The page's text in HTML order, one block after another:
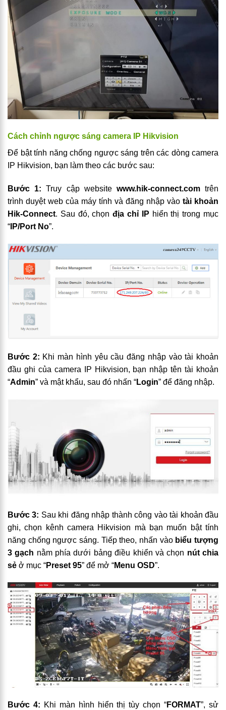
Cách chỉnh ngược sáng camera IP Hikvision
Để bật tính năng chống ngược sáng trên các dòng camera
IP Hikvision, bạn làm theo các bước sau:
Bước 1: Truy cập websitewww.hik-connect.comtrên
trình duyệt web của máy tính và đăng nhập vào tài khoản
Hik-Connect. Sau đó, chọnđịa chỉ IP hiển thị trong mục
“ IP/Port No”.
Bước 2: Khi màn hình yêu cầu đăng nhập vào tài khoản
đầu ghi của camera IP Hikvision, bạn nhập tên tài khoản
“Admin” và mật khẩu, sau đó nhấn “Login” để đăng nhập.
Bước 3: Sau khi đăng nhập thành công vào tài khoản đầu
ghi, chọn kênh camera Hikvision mà bạn muốn bật tính
năng chống ngược sáng. Tiếp theo, nhấn vào biểu tượng
3 gạch nằm phía dưới bảng điều khiển và chọn nút chia
sẻ ở mục “Preset 95” để mở “Menu OSD”.
Bước 4: Khi màn hình hiển thị tùy chọn “FORMAT”, sử